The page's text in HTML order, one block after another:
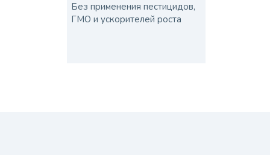
Без применения пестицидов,
ГМО и ускорителей роста